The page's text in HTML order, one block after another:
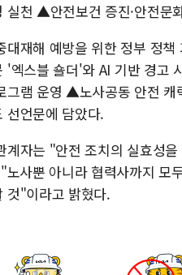
실천 ▲안전보건 증진·안전문
대재해 예방을 위한 정부 정
'엑스블 숄더'와 AI 기반 경고
그램 운영 ▲노사공동 안전
선언문에 담았다.
계자는 "안전 조치의 실효성
노사뿐 아니라 협력사까지 모
것"이라고 밝혔다.